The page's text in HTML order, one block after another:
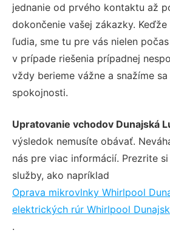
jednanie od prvého kontaktu až
dokončenie vašej zákazky.
ľudia, sme tu pre vás nielen
v prípade riešenia prípadnej
vždy berieme vážne a snažíme
spokojnosti.
Upratovanie vchodov Dunajská
výsledok nemusíte obávať.
nás pre viac informácií. Prezrite
služby, ako napríklad
Oprava mikrovlnky Whirlpool
elektrických rúr Whirlpool
.